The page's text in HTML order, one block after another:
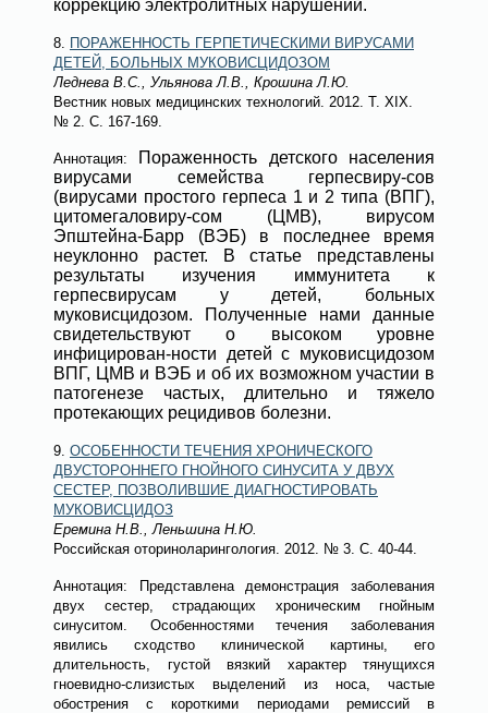
коррекцию электролитных нарушений.
8. ПОРАЖЕННОСТЬ ГЕРПЕТИЧЕСКИМИ ВИРУСАМИ
ДЕТЕЙ, БОЛЬНЫХ МУКОВИСЦИДОЗОМ
Леднева В.С., Ульянова Л.В., Крошина Л.Ю.
Вестник новых медицинских технологий . 2012. Т. XIX.
№ 2 . С. 167-169.
Аннотация:
Пораженность детского населения
вирусами семейства герпесвиру-сов
(вирусами простого герпеса 1 и 2 типа (ВПГ),
цитомегаловиру-сом (ЦМВ), вирусом
Эпштейна-Барр (ВЭБ) в последнее время
неуклонно растет. В статье представлены
результаты изучения иммунитета к
герпесвирусам у детей, больных
муковисцидозом. Полученные нами данные
свидетельствуют о высоком уровне
инфицирован-ности детей с муковисцидозом
ВПГ, ЦМВ и ВЭБ и об их возможном участии в
патогенезе частых, длительно и тяжело
протекающих рецидивов болезни.
9. ОСОБЕННОСТИ ТЕЧЕНИЯ ХРОНИЧЕСКОГО
ДВУСТОРОННЕГО ГНОЙНОГО СИНУСИТА У ДВУХ
СЕСТЕР, ПОЗВОЛИВШИЕ ДИАГНОСТИРОВАТЬ
МУКОВИСЦИДОЗ
Еремина Н.В., Леньшина Н.Ю.
Российская оториноларингология . 2012. № 3 . С. 40-44.
Аннотация: Представлена демонстрация заболевания
двух сестер, страдающих хроническим гнойным
синуситом. Особенностями течения заболевания
явились сходство клинической картины, его
длительность, густой вязкий характер тянущихся
гноевидно-слизистых выделений из носа, частые
обострения с короткими периодами ремиссий в